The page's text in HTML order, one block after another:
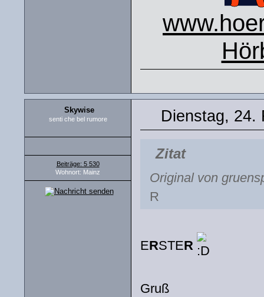
Skywise
senti che bel rumore
Beiträge: 5 530
Wohnort: Mainz
Dienstag, 24.
Zitat
Original von
R
ERSTER
Gruß